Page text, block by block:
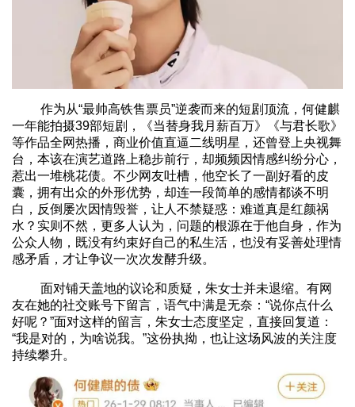
作为从“最帅高铁售票员”逆袭而来的短剧顶流，何健麒
一年能拍摄39部短剧，《当替身我月薪百万》《与君长歌》
等作品全网热播，商业价值直逼二线明星，还曾登上央视舞
台，本该在演艺道路上稳步前行，却频频因情感纠纷分心，
惹出一堆桃花债。不少网友吐槽，他空长了一副好看的皮
囊，拥有出众的外形优势，却连一段简单的感情都谈不明
白，反倒屡次因情毁誉，让人不禁疑惑：难道真是红颜祸
水？实则不然，更多人认为，问题的根源在于他自身，作为
公众人物，既没有约束好自己的私生活，也没有妥善处理情
感矛盾，才让争议一次次发酵升级。
面对铺天盖地的议论和质疑，朱女士并未退缩。有网
友在她的社交账号下留言，语气中满是无奈：“说你点什么
好呢？”面对这样的留言，朱女士态度坚定，直接回复道：
“我是对的，为啥说我。”这份执拗，也让这场风波的关注度
持续攀升。